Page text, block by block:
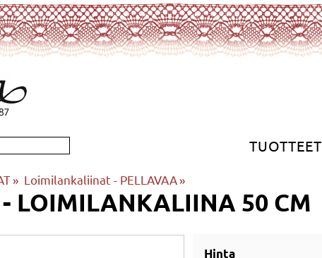
TUOTTEET
‪» Loimilankaliinat - PELLAVAA ‪»
LOIMILANKALIINA 50 CM
Hinta